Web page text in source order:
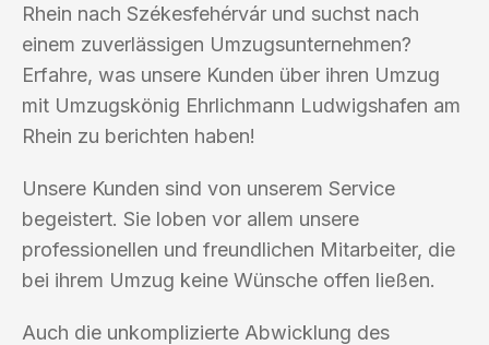
Rhein nach Székesfehérvár und suchst nach
einem zuverlässigen Umzugsunternehmen?
Erfahre, was unsere Kunden über ihren Umzug
mit Umzugskönig Ehrlichmann Ludwigshafen am
Rhein zu berichten haben!
Unsere Kunden sind von unserem Service
begeistert. Sie loben vor allem unsere
professionellen und freundlichen Mitarbeiter, die
bei ihrem Umzug keine Wünsche offen ließen.
Auch die unkomplizierte Abwicklung des